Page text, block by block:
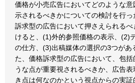
価格が小売広告においてどのような
示されるべきかについての検討を行
訴求型の広告において押さえられる
けると、(1)外的参照価格の表示、(2)
の仕方、(3)出稿媒体の選択の3つがあ
た、価格訴求型の広告において、包括
うな点が重要視されるべきか、広告
き点は何なのかという視点からの実